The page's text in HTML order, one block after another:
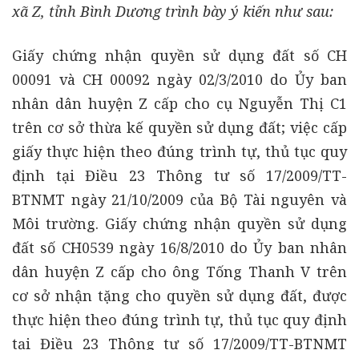
xã Z, tỉnh Bình Dương trình bày ý kiến như sau:
Giấy chứng nhận quyền sử dụng đất số CH
00091 và CH 00092 ngày 02/3/2010 do Ủy ban
nhân dân huyện Z cấp cho cụ Nguyễn Thị C1
trên cơ sở thừa kế quyền sử dụng đất; việc cấp
giấy thực hiện theo đúng trình tự, thủ tục quy
định tại Điều 23 Thông tư số 17/2009/TT-
BTNMT ngày 21/10/2009 của Bộ Tài nguyên và
Môi trường. Giấy chứng nhận quyền sử dụng
đất số CH0539 ngày 16/8/2010 do Ủy ban nhân
dân huyện Z cấp cho ông Tống Thanh V trên
cơ sở nhận tặng cho quyền sử dụng đất, được
thực hiện theo đúng trình tự, thủ tục quy định
tại Điều 23 Thông tư số 17/2009/TT-BTNMT